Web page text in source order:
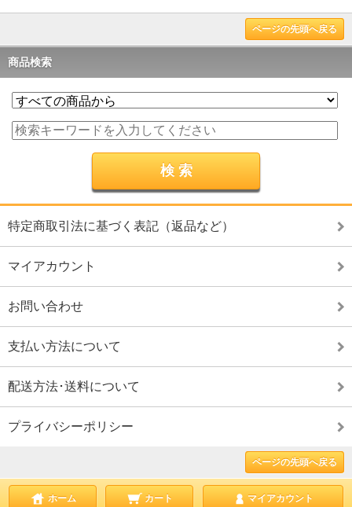
ページの先頭へ戻る
商品検索
特定商取引法に基づく表記（返品など）
マイアカウント
お問い合わせ
支払い方法について
配送方法･送料について
プライバシーポリシー
ページの先頭へ戻る
ホーム カート マイアカウント